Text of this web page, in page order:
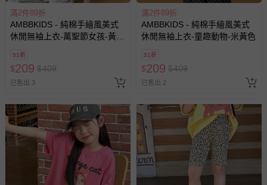
-接觸性孕哺產品（奶嘴、奶瓶、擠乳器、哺乳衣、托腹
帶束縛衣、餐搖椅等）。
-其他原廠盒裝商品封口處已貼上「不可拆封」，或具警
示字句等說明貼紙、封條者。
國際航空、客運、訂房等服務。
相關的退換貨辦理流程，可詳見：
其他常見問題：
運送服務：目前提供的運送僅限台灣本島。如您位於離島地
區，可能會無法配送，或須依據商品需加收離島運費。廠商
亦保留出貨與否的權利。離島、偏遠地區、樓層親送等加價
滿2件89折
AMBBKIDS - 純棉手繪風美式
休閒無袖上衣-萬聖節女孩-黃綠
51折
$209 $409
已售出 3
滿2件89折
AMBBKIDS - 純棉手繪風美式
休閒無袖上衣-童趣動物-米黃色
51折
$209 $409
已售出 2